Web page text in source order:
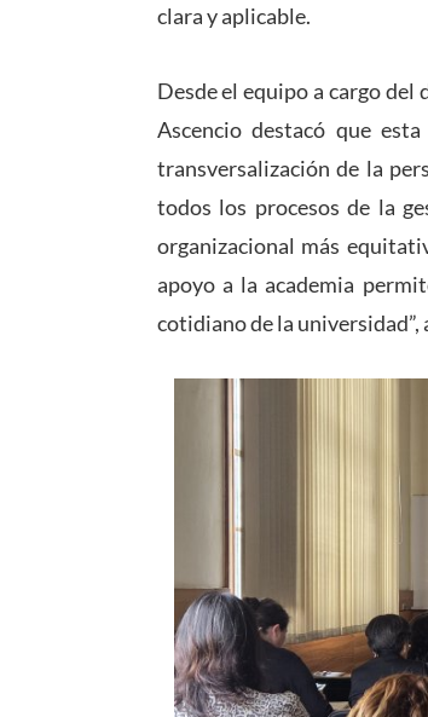
clara y aplicable.
Desde el equipo a cargo
Ascencio destacó que
transversalización de la
todos los procesos de la
organizacional más
apoyo a la academia
cotidiano de la universidad”,